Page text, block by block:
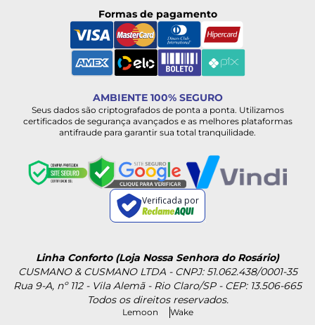
Formas de pagamento
AMBIENTE 100% SEGURO
Seus dados são criptografados de ponta a ponta. Utilizamos
certificados de segurança avançados e as melhores plataformas
antifraude para garantir sua total tranquilidade.
Verificada por
Linha Conforto (Loja Nossa Senhora do Rosário)
CUSMANO & CUSMANO LTDA - CNPJ: 51.062.438/0001-35
Rua 9-A, nº 112 - Vila Alemã - Rio Claro/SP - CEP: 13.506-665
Todos os direitos reservados.
Lemoon Wake